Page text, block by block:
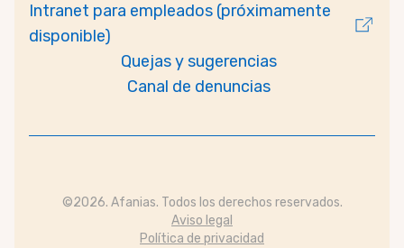
Intranet para empleados (próximamente
disponible)
Quejas y sugerencias
Canal de denuncias
©2026. Afanias. Todos los derechos reservados.
Aviso legal
Política de privacidad